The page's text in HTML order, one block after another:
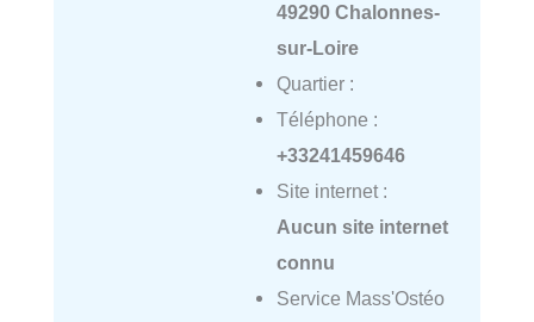
49290 Chalonnes-
sur-Loire
Quartier :
Téléphone :
+33241459646
Site internet :
Aucun site internet
connu
Service Mass'Ostéo